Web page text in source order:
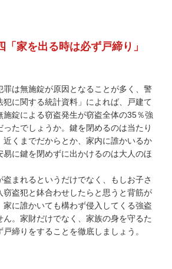
「家を出る時は必ず戸締り」
罪は無施錠が原因となることが多く、警
犯に関する統計資料」によれば、戸建て
施錠による窃盗発生が窃盗全体の35％強
たでしょうか。鍵を閉めるのは当たり
近くまでだからとか、家内に誰かいるか
易に鍵を閉めずに出かけるのは大人のほ
まれるというだけでなく、もしお子さ
窃盗犯と鉢合わせしたらと思うと背筋が
家に誰かいても構わず侵入してくる強盗
。家財だけでなく、家族の身を守るた
締りをすることを徹底しましょう。